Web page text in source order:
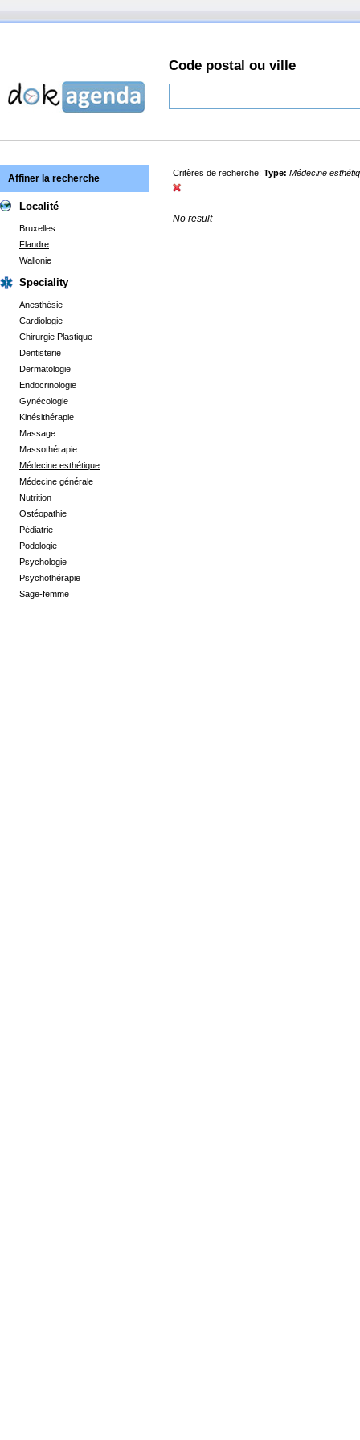
Code postal ou ville
Affiner la recherche
Localité
Bruxelles
Flandre
Wallonie
Speciality
Anesthésie
Cardiologie
Chirurgie Plastique
Dentisterie
Dermatologie
Endocrinologie
Gynécologie
Kinésithérapie
Massage
Massothérapie
Médecine esthétique
Médecine générale
Nutrition
Ostéopathie
Pédiatrie
Podologie
Psychologie
Psychothérapie
Sage-femme
Critères de recherche: Type: Médecine
No result